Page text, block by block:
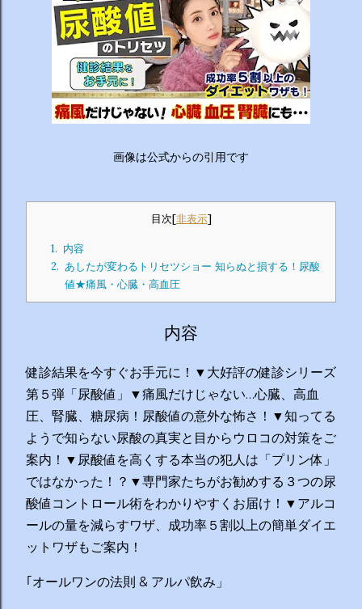
べるのは効果があるの？ 非常に効果があります。 （ベジタ
ブルファーストと呼ばれます） 野菜に含まれる食物繊維が、
後から入ってくる糖質...
画像は公式からの引用です
目次[非表示]
1. 内容
2. あしたが変わるトリセツショー 知らぬと損する！尿酸
値★痛風・心臓・高血圧
内容
健診結果を今すぐお手元に！▼大好評の健診シリーズ
第５弾「尿酸値」▼痛風だけじゃない…心臓、高血
圧、腎臓、糖尿病！尿酸値の意外な怖さ！▼知ってる
ようで知らない尿酸の真実と目からウロコの対策をご
案内！▼尿酸値を高くする本当の犯人は「プリン体」
ではなかった！？▼専門家たちがお勧めする３つの尿
酸値コントロール術をわかりやすくお届け！▼アルコ
ールの量を減らすワザ、成功率５割以上の簡単ダイエ
ットワザもご案内！
｢オールワンの法則 & アルパ飲み」